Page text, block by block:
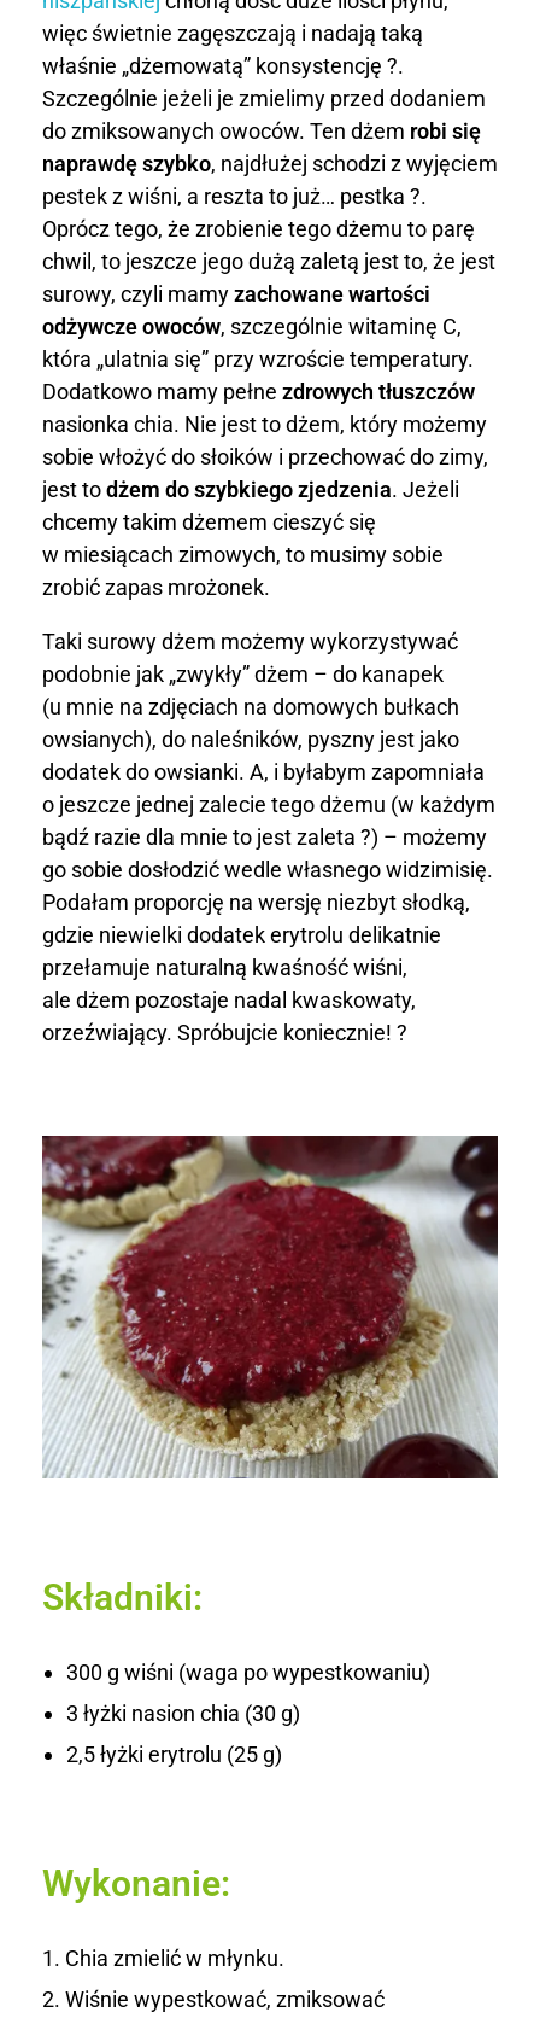
e
m
w
i
ś
n
i
o
w
y
z
c
h
i
a
więc świetnie zagęszczają i nadają taką
właśnie „dżemowatą” konsystencję ?.
Szczególnie jeżeli je zmielimy przed dodaniem
do zmiksowanych owoców. Ten dżem robi się
naprawdę szybko, najdłużej schodzi z wyjęciem
pestek z wiśni, a reszta to już… pestka ?.
Oprócz tego, że zrobienie tego dżemu to parę
chwil, to jeszcze jego dużą zaletą jest to, że jest
surowy, czyli mamyzachowane wartości
odżywcze owoców, szczególnie witaminę C,
która „ulatnia się” przy wzroście temperatury.
Dodatkowo mamy pełne zdrowych tłuszczów
nasionka chia. Nie jest to dżem, który możemy
sobie włożyć do słoików i przechować do zimy,
jest todżem do szybkiego zjedzenia. Jeżeli
chcemy takim dżemem cieszyć się
w miesiącach zimowych, to musimy sobie
zrobić zapas mrożonek.
Taki surowy dżem możemy wykorzystywać
podobnie jak „zwykły” dżem – do kanapek
(u mnie na zdjęciach na domowych bułkach
owsianych), do naleśników, pyszny jest jako
dodatek do owsianki. A, i byłabym zapomniała
o jeszcze jednej zalecie tego dżemu (w każdym
bądź razie dla mnie to jest zaleta ?) – możemy
go sobie dosłodzić wedle własnego widzimisię.
Podałam proporcję na wersję niezbyt słodką,
gdzie niewielki dodatek erytrolu delikatnie
przełamuje naturalną kwaśność wiśni,
ale dżem pozostaje nadal kwaskowaty,
orzeźwiający. Spróbujcie koniecznie! ?
Składniki:
300 g wiśni (waga po wypestkowaniu)
3 łyżki nasion chia (30 g)
2,5 łyżki erytrolu (25 g)
Wykonanie:
Chia zmielić w młynku.
Wiśnie wypestkować, zmiksować